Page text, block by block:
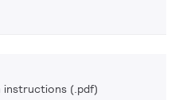
instructions (.pdf)